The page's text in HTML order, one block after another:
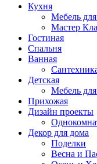
Кухня
Мебель
Мастер
Гостиная
Спальня
Ванная
Детская
Мебель для
Прихожая
Дизайн проекты
Декор для дома
Поделки
Весна и